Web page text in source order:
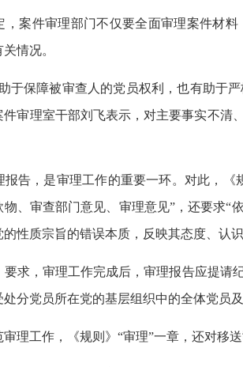
案件审理部门不仅要全面审理案件材
情况。
于保障被审查人的党员权利，也有助于
件审理室干部刘飞表示，对主要事实不清
告，是审理工作的重要一环。对此，《
物、审查部门意见、审理意见”，还要求“
性质宗旨的错误本质，反映其态度、认
求，审理工作完成后，审理报告应提请
处分党员所在党的基层组织中的全体党员及
理工作，《规则》“审理”一章，还对移